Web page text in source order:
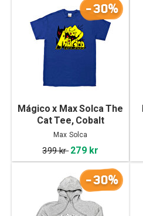
-30%
Mágico x Max Solca The
Cat Tee, Cobalt
Max Solca
399 kr 279 kr
-30%